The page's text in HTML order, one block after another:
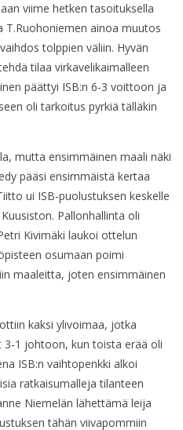
viime hetken tasoituksella
T.Ruohoniemen ainoa muutos
tolppien väliin. Hyvän
tilaa virkavelikaimalleen
päättyi ISB:n 6-3 voittoon ja
oli tarkoitus pyrkiä tälläkin
mutta ensimmäinen maali näki
pääsi ensimmäistä kertaa
ui ISB-puolustuksen keskelle
Pallonhallinta oli
Kivimäki laukoi ottelun
osumaan poimi
maaleitta, joten ensimmäinen
kaksi ylivoimaa, jotka
3-1 johtoon, kun toista erää oli
ISB:n vaihtopenkki alkoi
ratkaisumalleja tilanteen
Niemelän lähettämä leija
tähän viivapommiin